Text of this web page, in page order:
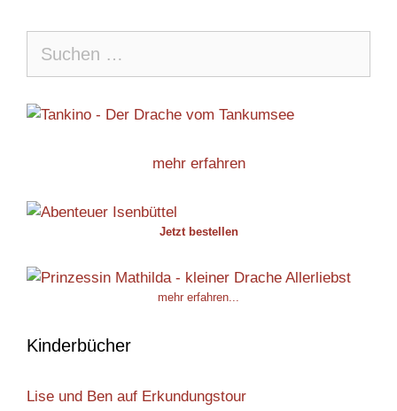
nach:
mehr erfahren
Jetzt bestellen
mehr erfahren...
Kinderbücher
Lise und Ben auf Erkundungstour